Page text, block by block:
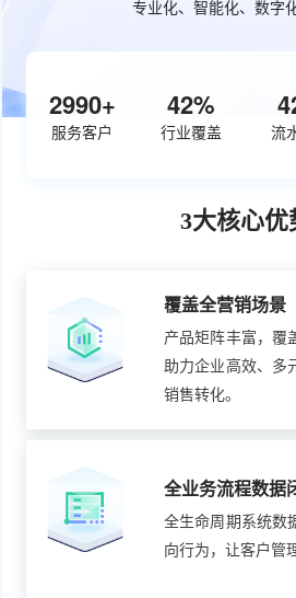
专业化、智能化、数字
3820+
服务客户
53%
行业覆盖 流
3大核心优
覆盖全营销场景
产品矩阵丰富，覆
助力企业高效、多
销售转化。
全业务流程数据
全生命周期系统数
向行为，让客户管